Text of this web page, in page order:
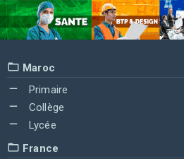
Maroc
Primaire
Collège
Lycée
France